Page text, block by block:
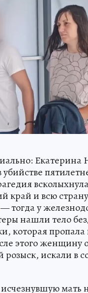
Екатерина
убийстве
край и всю страну
— тогда у
нашли тело
которая пропала
этого женщину
розыск, искали в
мать